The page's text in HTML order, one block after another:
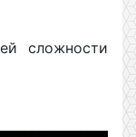
сложности